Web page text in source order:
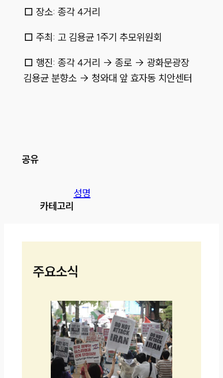
□ 장소: 종각 4거리
□ 주최: 고 김용균 1주기 추모위원회
□ 행진: 종각 4거리 → 종로 → 광화문광장
김용균 분향소 → 청와대 앞 효자동 치안센터
공유
카테고리
성명
주요소식